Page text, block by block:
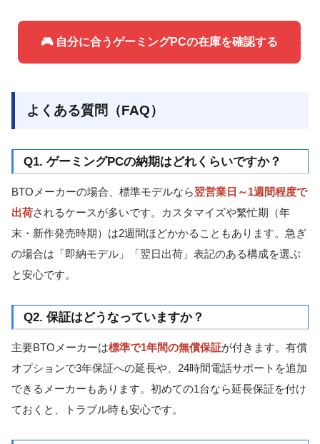
🎮 自分に合うゲーミングPCの在庫を確認する
よくある質問（FAQ）
Q1. ゲーミングPCの納期はどれくらいですか？
BTOメーカーの場合、標準モデルなら翌営業日～1週間程度で
出荷されるケースが多いです。カスタマイズや繁忙期（年
末・新作発売時期）は2週間ほどかかることもあります。急ぎ
の場合は「即納モデル」「翌日出荷」表記のある構成を選ぶ
と安心です。
Q2. 保証はどうなっていますか？
主要BTOメーカーは標準で1年間の無償保証が付きます。有償
オプションで3年保証への延長や、24時間電話サポートを追加
できるメーカーもあります。初めての1台なら延長保証を付け
ておくと、トラブル時も安心です。